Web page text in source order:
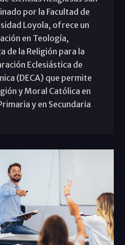
por la Facultad de
Loyola, ofrece un
en Teología,
de la Religión para la
Eclesiástica de
(DECA) que permite
y Moral Católica en
y en Secundaria